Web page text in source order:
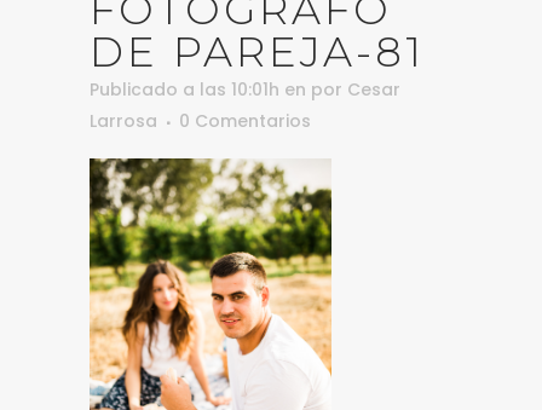
DE PAREJA-81
Publicado a las 10:01h en por Cesar
Larrosa
0 Comentarios